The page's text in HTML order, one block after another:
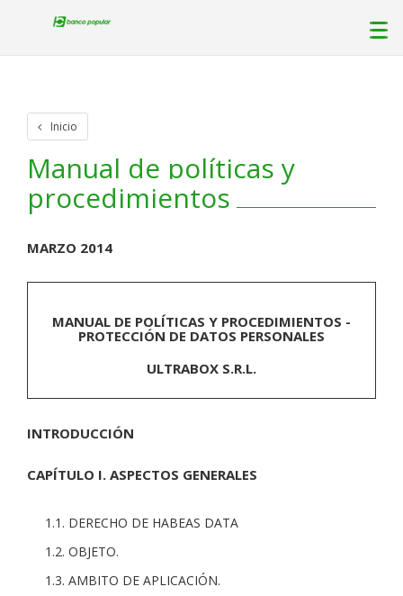
Inicio
Manual de políticas y
procedimientos
MARZO 2014
MANUAL DE POLÍTICAS Y PROCEDIMIENTOS -
PROTECCIÓN DE DATOS PERSONALES
ULTRABOX S.R.L.
INTRODUCCIÓN
CAPÍTULO I. ASPECTOS GENERALES
1.1. DERECHO DE HABEAS DATA
1.2. OBJETO.
1.3. AMBITO DE APLICACIÓN.